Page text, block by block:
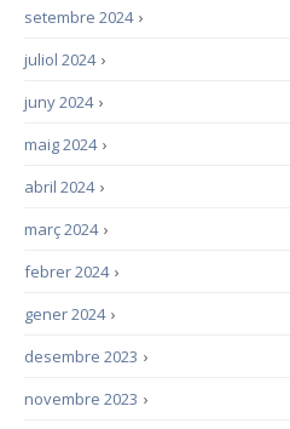
›
setembre 2024
›
juliol 2024
›
juny 2024
›
maig 2024
›
abril 2024
›
març 2024
›
febrer 2024
›
gener 2024
›
desembre 2023
›
novembre 2023